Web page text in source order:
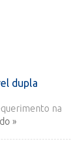
dupla
na
»